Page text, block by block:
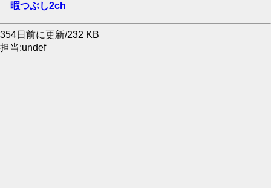
暇つぶし2ch
354日前に更新/232 KB
担当:undef